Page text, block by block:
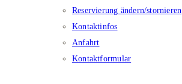
Reservierung ändern/stornieren
Kontaktinfos
Anfahrt
Kontaktformular